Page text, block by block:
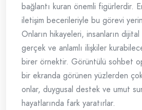
bağlantı kuran önemli figürlerdir.
iletişim becerileriyle bu görevi
Onların hikayeleri, insanların
gerçek ve anlamlı ilişkiler
birer örnektir. Görüntülü sohbet
bir ekranda görünen yüzlerden
onlar, duygusal destek ve umut
hayatlarında fark yaratırlar.